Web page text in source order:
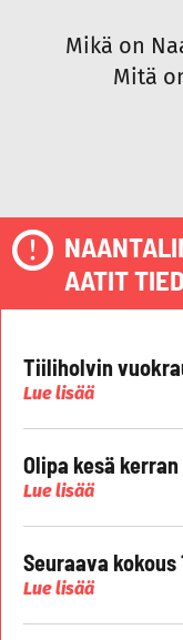
Mikä on
Mitä
AATIT
Tiiliholvin
Lue lisää
Olipa kesä
Lue lisää
Seuraava kokous
Lue lisää